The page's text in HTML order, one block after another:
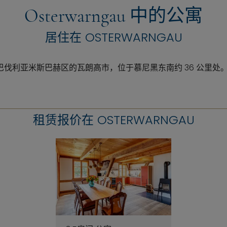
Osterwarngau 中的公寓
居住在 OSTERWARNGAU
伐利亚米斯巴赫区的瓦朗高市，位于慕尼黑东南约 36 公里处
租赁报价在 OSTERWARNGAU